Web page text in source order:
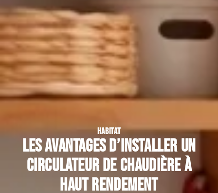
HABITAT
Les avantages d’installer un
circulateur de chaudière à
haut rendement